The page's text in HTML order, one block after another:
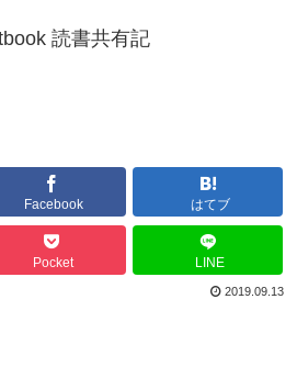
読書共有記
Facebook はてブ
Pocket LINE
2019.09.13